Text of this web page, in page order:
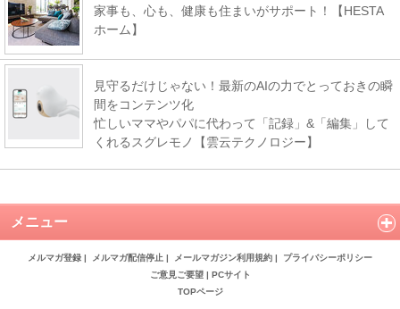
家事も、心も、健康も住まいがサポート！【HESTA
ホーム】
見守るだけじゃない！最新のAIの力でとっておきの瞬
間をコンテンツ化
忙しいママやパパに代わって「記録」&「編集」して
くれるスグレモノ【雲云テクノロジー】
メニュー
メルマガ登録 | メルマガ配信停止 | メールマガジン利用規約 | プライバシーポリシー
ご意見ご要望| PCサイト
TOPページ